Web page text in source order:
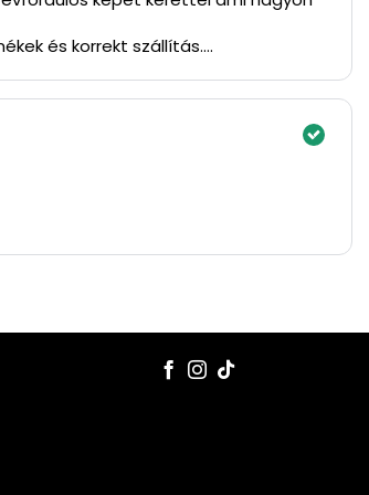
és korrekt szállítás.